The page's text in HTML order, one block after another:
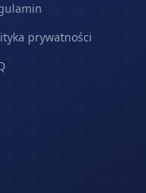
prywatności